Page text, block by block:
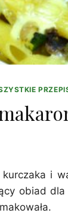
kurczaka i
obiad